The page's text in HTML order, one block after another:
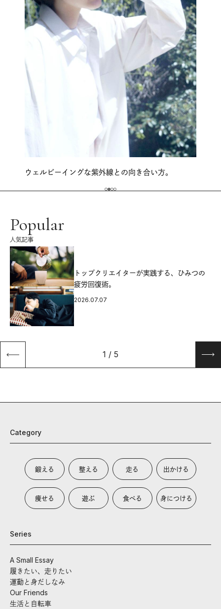
ウェルビーイングな紫外線との向き合い方。
Popular
人気記事
トップクリエイターが実践する、ひみつの
疲労回復術。
2026.07.07
1 / 5
Category
鍛える 整える 走る 出かける
痩せる 遊ぶ 食べる 身につける
Series
A Small Essay
履きたい、走りたい
運動と身だしなみ
Our Friends
生活と自転車